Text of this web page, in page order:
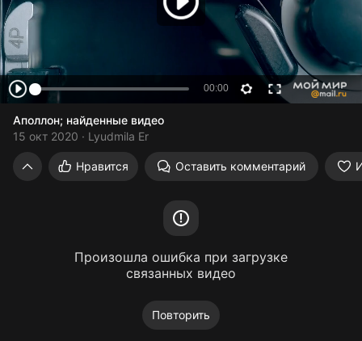
Аполлон; найденные видео
15 окт 2020 Lyudmila Er
Нравится Оставить комментарий
Произошла ошибка при загрузке
связанных видео
Повторить